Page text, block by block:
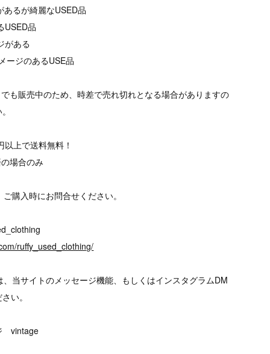
るが綺麗なUSED品
品
がある
ジのあるUSE品
でも販売中のため、時差で売れ切れとなる場合がありますの
上で送料無料！
場合のみ
購入時にお問合せください。
ruffy_used_clothing/
当サイトのメッセージ機能、もしくはインスタグラムDM
い。
vintage